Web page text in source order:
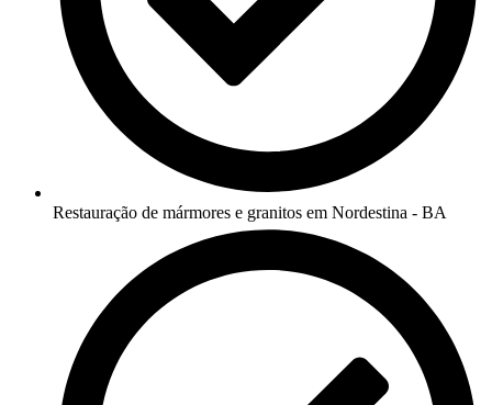
Restauração de mármores e granitos em Nordestina - BA